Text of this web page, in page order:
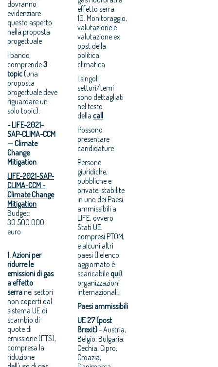
dovranno
evidenziare
questo aspetto
nella proposta
progettuale
l bando
comprende3
topic(una
proposta
progettuale deve
riguardare un
solo topic).
- LIFE-2021-
SAP-CLIMA-CCM
— Climate
Change
Mitigation
LIFE-2021-SAP-
CLIMA-CCM -
Climate Change
Mitigation
Budget:
30.500.000
euro
1. Azioni per
ridurre le
emissioni di gas
a effetto
serranei settori
non coperti dal
sistema UE di
scambio di
quote di
emissione (ETS),
compresa la
riduzione
effetto serra
10. Monitoraggio,
valutazione e
valutazione ex
post della
politica
climatica
I singoli
settori/temi
sono dettagliati
nel testo
dellacall
Possono
presentare
candidature
Persone
giuridiche,
pubbliche e
private, stabilite
in uno dei Paesi
ammissibili a
LIFE, ovvero
Stati UE,
compresi PTOM,
e alcuni altri
paesi (l'elenco
aggiornato è
scaricabilequi);
organizzazioni
internazionali.
Paesi ammissibili
UE 27 (post
Brexit)- Austria,
Belgio, Bulgaria,
Cechia, Cipro,
Croazia,